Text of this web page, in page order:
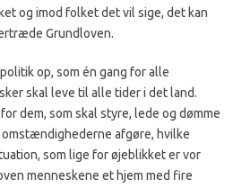
og imod folket det vil sige, det kan
Grundloven.
op, som én gang for alle
skal leve til alle tider i det land.
dem, som skal styre, lede og dømme
omstændighederne afgøre, hvilke
som lige for øjeblikket er vor
menneskene et hjem med fire